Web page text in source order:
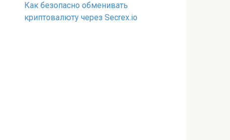
Как безопасно обменивать
криптовалюту через Secrex.io